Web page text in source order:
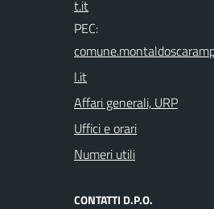
PEC:
Affari generali, URP
Uffici e orari
Numeri utili
CONTATTI D.P.O.